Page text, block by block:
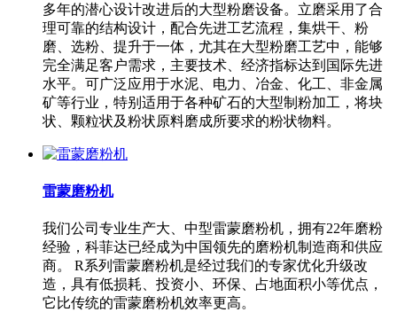
多年的潜心设计改进后的大型粉磨设备。立磨采用了合
理可靠的结构设计，配合先进工艺流程，集烘干、粉
磨、选粉、提升于一体，尤其在大型粉磨工艺中，能够
完全满足客户需求，主要技术、经济指标达到国际先进
水平。可广泛应用于水泥、电力、冶金、化工、非金属
矿等行业，特别适用于各种矿石的大型制粉加工，将块
状、颗粒状及粉状原料磨成所要求的粉状物料。
雷蒙磨粉机
我们公司专业生产大、中型雷蒙磨粉机，拥有22年磨粉
经验，科菲达已经成为中国领先的磨粉机制造商和供应
商。 R系列雷蒙磨粉机是经过我们的专家优化升级改
造，具有低损耗、投资小、环保、占地面积小等优点，
它比传统的雷蒙磨粉机效率更高。